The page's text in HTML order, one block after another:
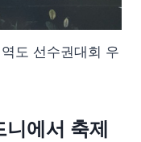
도 선수권대회 우
에서 축제